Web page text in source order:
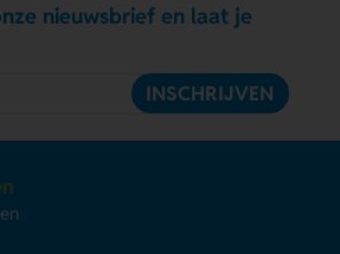
nieuwsbrief en laat je
INSCHRIJVEN